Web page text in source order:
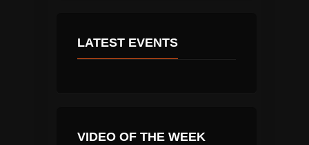
LATEST EVENTS
VIDEO OF THE WEEK